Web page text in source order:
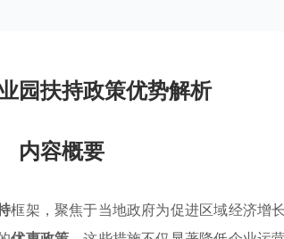
园扶持政策优势解析
内容概要
框架，聚焦于当地政府为促进区域经济增